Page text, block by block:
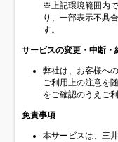
※上記環境範囲内
り、一部表示不具
す。
サービスの変更・中断・
弊社は、お客様へ
ご利用上の注意を
をご確認のうえご
免責事項
本サービスは、三